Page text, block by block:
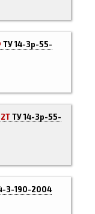
ТУ 14-3р-55-
ТУ 14-3р-55-
3-190-2004